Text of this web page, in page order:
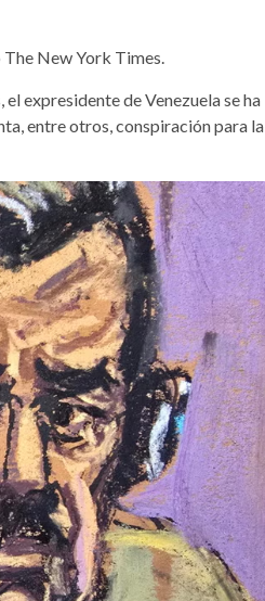
New York Times.
el expresidente de Venezuela se ha
entre otros, conspiración para la